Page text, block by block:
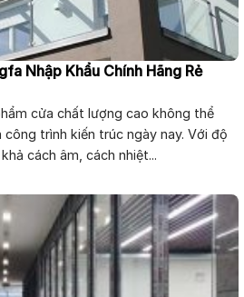
Nhập Khẩu Chính Hãng Rẻ
cửa chất lượng cao không thể
trình kiến trúc ngày nay. Với độ
cách âm, cách nhiệt...